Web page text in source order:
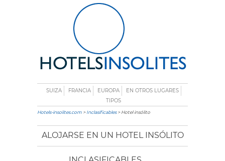
SUIZA FRANCIA EUROPA
EN OTROS LUGARES
TIPOS
Hotels-insolites.com >Inclasificables> Hotel insólito
ALOJARSE EN UN HOTEL INSÓLITO